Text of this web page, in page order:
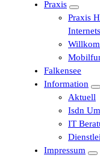
Praxis
Praxis
Falkensee
Information
Aktuell
Isdn
IT
Impressum